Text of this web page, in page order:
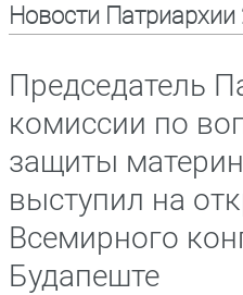
Новости Патриархии
Председатель
комиссии по
защиты
выступил на
Всемирного
Будапеште